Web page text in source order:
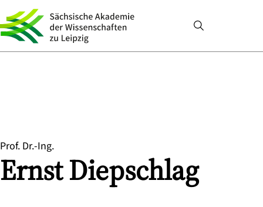
Prof. Dr.-Ing.
ErnstDiepschlag